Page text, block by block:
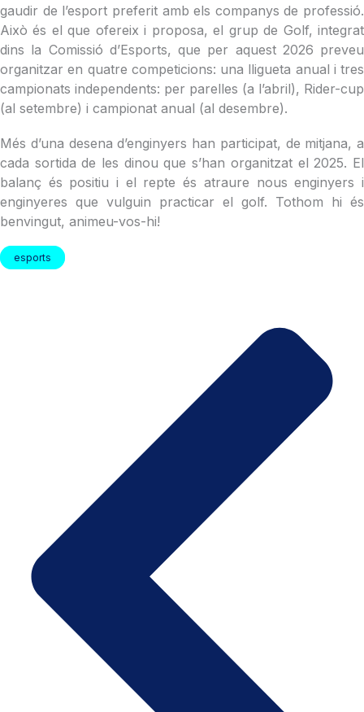
gaudir de l’esport preferit amb els companys de professió.
Això és el que ofereix i proposa, el grup de Golf, integrat
dins la Comissió d’Esports, que per aquest 2026 preveu
organitzar en quatre competicions: una lligueta anual i tres
campionats independents: per parelles (a l’abril), Rider-cup
(al setembre) i campionat anual (al desembre).
Més d’una desena d’enginyers han participat, de mitjana, a
cada sortida de les dinou que s’han organitzat el 2025. El
balanç és positiu i el repte és atraure nous enginyers i
enginyeres que vulguin practicar el golf. Tothom hi és
benvingut, animeu-vos-hi!
esports